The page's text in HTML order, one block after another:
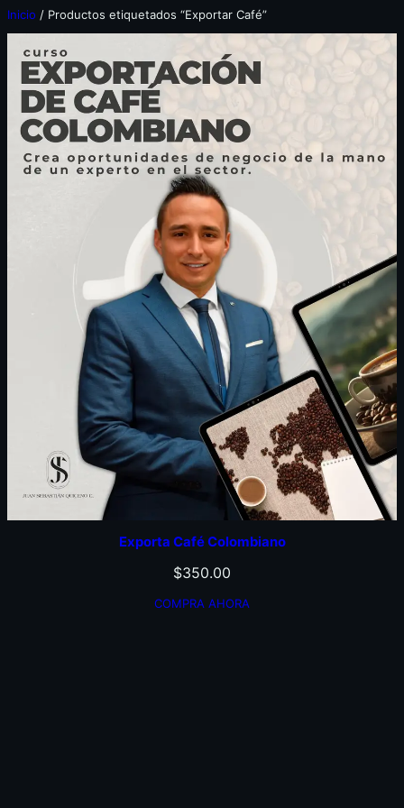
Inicio / Productos etiquetados “Exportar Café”
Exporta Café Colombiano
$350.00
COMPRA AHORA